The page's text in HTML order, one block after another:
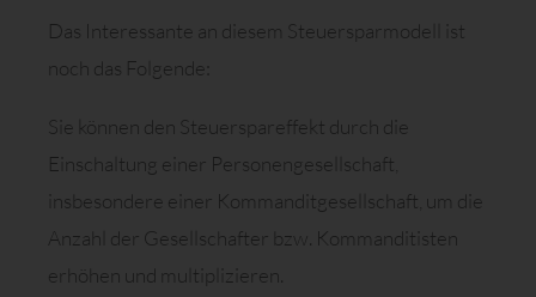
Das Interessante an diesem Steuersparmodell ist
noch das Folgende:
Sie können den Steuerspareffekt durch die
Einschaltung einer Personengesellschaft,
insbesondere einer Kommanditgesellschaft, um die
Anzahl der Gesellschafter bzw. Kommanditisten
erhöhen und multiplizieren.